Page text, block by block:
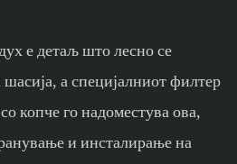
е детаљ што лесно се
а специјалниот филтер
копче го надоместува ова,
и инсталирање на